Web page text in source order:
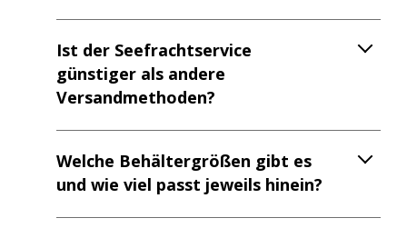
Ist der Seefrachtservice
günstiger als andere
Versandmethoden?
Welche Behältergrößen gibt es
und wie viel passt jeweils hinein?